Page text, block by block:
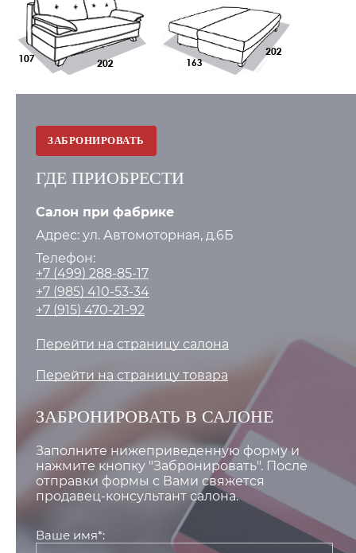
ЗАБРОНИРОВАТЬ
ГДЕ ПРИОБРЕСТИ
Салон при фабрике
Адрес: ул. Автомоторная, д.6Б
Телефон:
+7 (499) 288-85-17
+7 (985) 410-53-34
+7 (915) 470-21-92
Перейти на страницу салона
Перейти на страницу товара
ЗАБРОНИРОВАТЬ В САЛОНЕ
Заполните нижеприведенную форму и
нажмите кнопку "Забронировать". После
отправки формы с Вами свяжется
продавец-консультант салона.
Ваше имя*: